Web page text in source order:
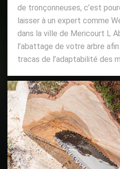
de tronçonneuses, c’est
laisser à un expert comme
dans la ville de Mericourt L
l’abattage de votre arbre
tracas de l’adaptabilité des